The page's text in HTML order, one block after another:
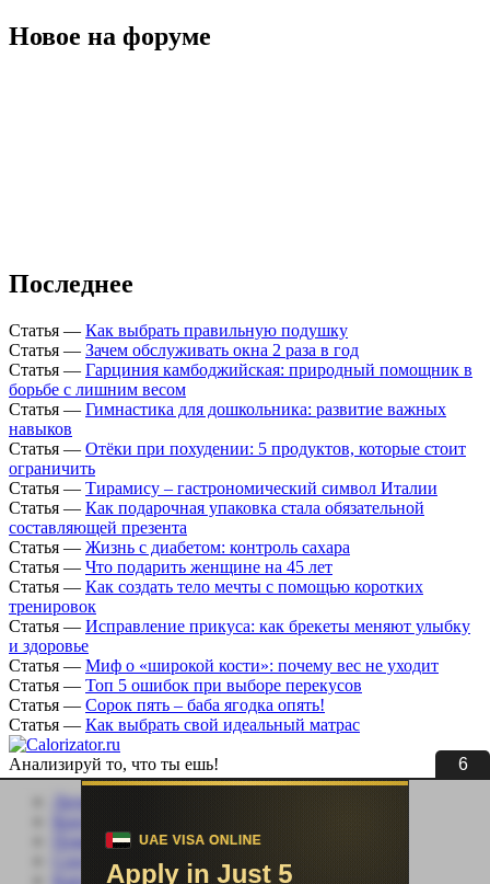
6
Новое на форуме
Последнее
Статья — Как выбрать правильную подушку
Статья — Зачем обслуживать окна 2 раза в год
Статья — Гарциния камбоджийская: природный помощник в
борьбе с лишним весом
Статья — Гимнастика для дошкольника: развитие важных
навыков
Статья — Отёки при похудении: 5 продуктов, которые стоит
ограничить
Статья — Тирамису – гастрономический символ Италии
Статья — Как подарочная упаковка стала обязательной
составляющей презента
Статья — Жизнь с диабетом: контроль сахара
Статья — Что подарить женщине на 45 лет
Статья — Как создать тело мечты с помощью коротких
тренировок
Статья — Исправление прикуса: как брекеты меняют улыбку
и здоровье
Статья — Миф о «широкой кости»: почему вес не уходит
Статья — Топ 5 ошибок при выборе перекусов
Статья — Сорок пять – баба ягодка опять!
Статья — Как выбрать свой идеальный матрас
Анализируй то, что ты ешь!
Личный кабинет
Помощь сайту
Соцсети